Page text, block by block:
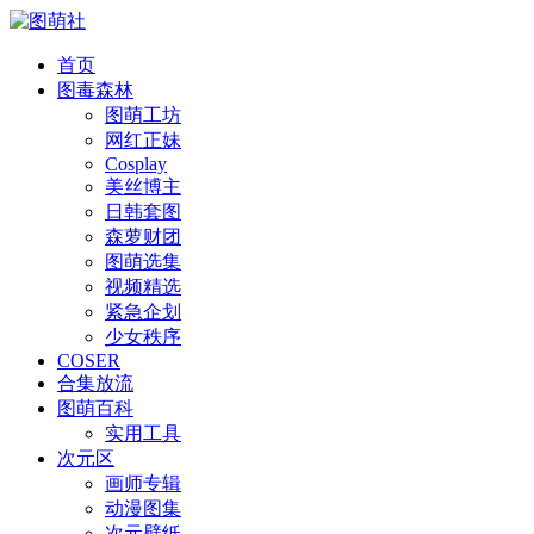
首页
图毒森林
图萌工坊
网红正妹
Cosplay
美丝博主
日韩套图
森萝财团
图萌选集
视频精选
紧急企划
少女秩序
COSER
合集放流
图萌百科
实用工具
次元区
画师专辑
动漫图集